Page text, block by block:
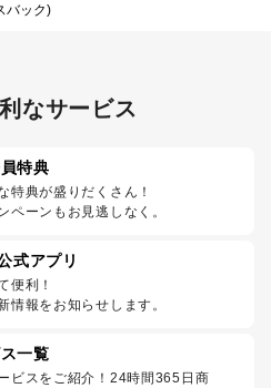
バック)
なサービス
特典
特典が盛りだくさん！
ペーンもお見逃しなく。
式アプリ
便利！
情報をお知らせします。
一覧
ビスをご紹介！24時間365日商